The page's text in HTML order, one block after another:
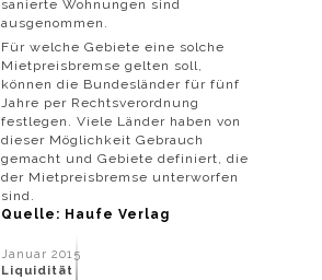
sanierte Wohnungen sind
ausgenommen.
Für welche Gebiete eine solche
Mietpreisbremse gelten soll,
können die Bundesländer für fünf
Jahre per Rechtsverordnung
festlegen. Viele Länder haben von
dieser Möglichkeit Gebrauch
gemacht und Gebiete definiert, die
der Mietpreisbremse unterworfen
sind.
Quelle: Haufe Verlag
Januar 2015
Liquidität